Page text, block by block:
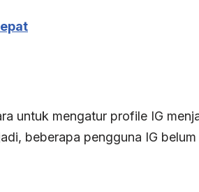
untuk mengatur profile IG
beberapa pengguna IG